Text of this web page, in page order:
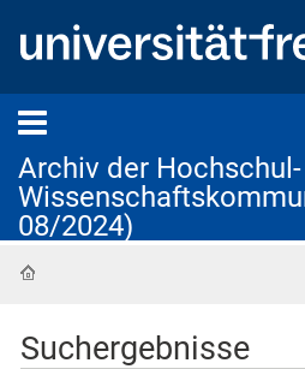
Archiv der
08/2024)
Suchergebnisse